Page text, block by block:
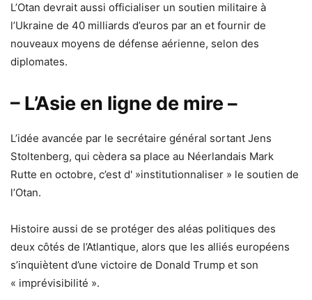
L’Otan devrait aussi officialiser un soutien militaire à
l’Ukraine de 40 milliards d’euros par an et fournir de
nouveaux moyens de défense aérienne, selon des
diplomates.
– L’Asie en ligne de mire –
L’idée avancée par le secrétaire général sortant Jens
Stoltenberg, qui cèdera sa place au Néerlandais Mark
Rutte en octobre, c’est d' »institutionnaliser » le soutien de
l’Otan.
Histoire aussi de se protéger des aléas politiques des
deux côtés de l’Atlantique, alors que les alliés européens
s’inquiètent d’une victoire de Donald Trump et son
« imprévisibilité ».